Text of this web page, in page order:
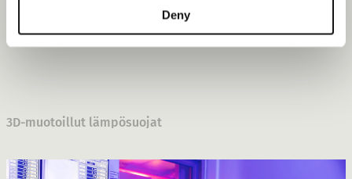
Deny
tuotteisiimme
3D-muotoillut lämpösuojat